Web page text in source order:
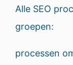
Alle SEO
groepen:
processen